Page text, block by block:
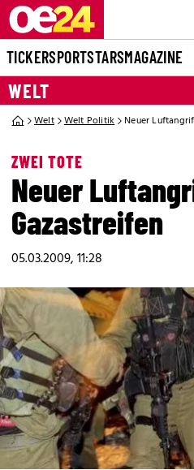
TICKERSPORTSTARSMAGAZINE
WELT
Welt Welt Politik Neuer
ZWEI TOTE
Neuer
Gazastreifen
05.03.2009, 11:28